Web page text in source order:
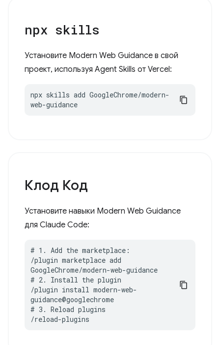
npx skills
Установите Modern Web Guidance в свой
проект, используя Agent Skills от Vercel:
npx skills add GoogleChrome/modern-
web-guidance
Клод Код
Установите навыки Modern Web Guidance
для Claude Code:
# 1. Add the marketplace:
/plugin marketplace add
GoogleChrome/modern-web-guidance
# 2. Install the plugin
/plugin install modern-web-
guidance@googlechrome
# 3. Reload plugins
/reload-plugins